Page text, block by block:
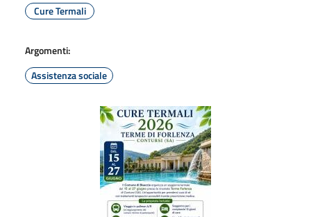
Cure Termali
Argomenti:
Assistenza sociale